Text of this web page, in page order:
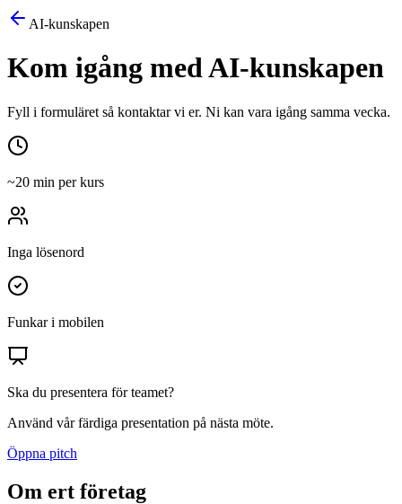
AI-kunskapen
Kom igång medAI-kunskapen
Fyll i formuläret så kontaktar vi er. Ni kan vara igång samma vecka.
~20 min per kurs
Inga lösenord
Funkar i mobilen
Ska du presentera för teamet?
Använd vår färdiga presentation på nästa möte.
Öppna pitch
Om ert företag